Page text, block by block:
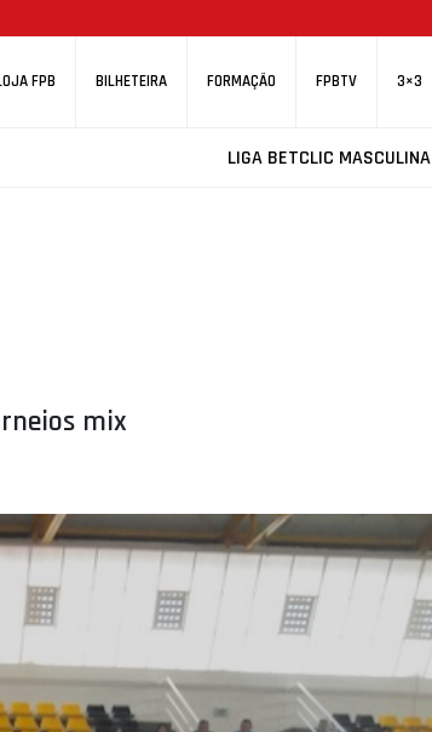
FPB BILHETEIRA FORMAÇÃO FPBTV 3×3
LIGA BETCLIC MASCULINA
mix